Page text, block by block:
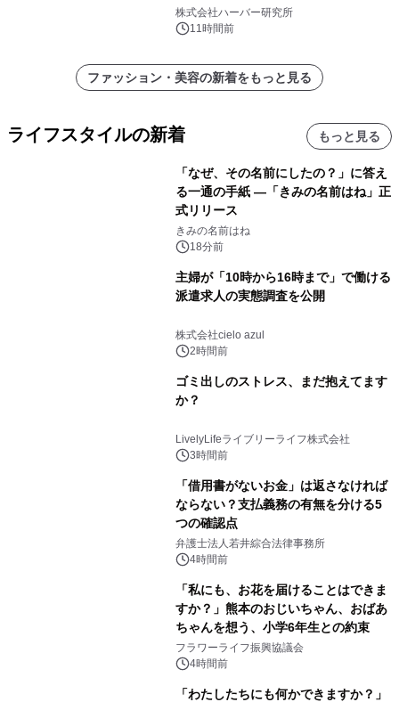
株式会社ハーバー研究所
11時間前
ファッション・美容の新着をもっと見る
ライフスタイルの新着 もっと見る
「なぜ、その名前にしたの？」に答え
る一通の手紙 ―「きみの名前はね」正
式リリース
きみの名前はね
18分前
主婦が「10時から16時まで」で働ける
派遣求人の実態調査を公開
株式会社cielo azul
2時間前
ゴミ出しのストレス、まだ抱えてます
か？
LivelyLifeライブリーライフ株式会社
3時間前
「借用書がないお金」は返さなければ
ならない？支払義務の有無を分ける5
つの確認点
弁護士法人若井綜合法律事務所
4時間前
「私にも、お花を届けることはできま
すか？」熊本のおじいちゃん、おばあ
ちゃんを想う、小学6年生との約束
フラワーライフ振興協議会
4時間前
「わたしたちにも何かできますか？」